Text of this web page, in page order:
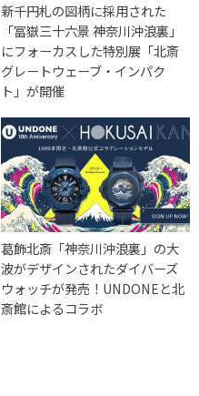
新千円札の図柄に採用された
「冨嶽三十六景 神奈川沖浪裏」
にフォーカスした特別展「北斎
グレートウェーブ・インパク
ト」が開催
葛飾北斎「神奈川沖浪裏」の大
波がデザインされたダイバーズ
ウォッチが発売！UNDONEと北
斎館によるコラボ